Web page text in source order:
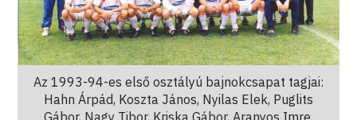
Az 1993-94-es első osztályú bajnokcsapat tagjai:
Hahn Árpád, Koszta János, Nyilas Elek, Puglits